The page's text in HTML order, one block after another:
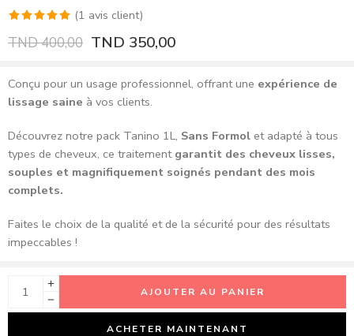
Noté 5.00
sur 5 basé
1
client
(1 avis client)
TND400,00 TND 350,00
Conçu pour un usage professionnel, offrant une expérience de
lissage saine à vos clients.
Découvrez notre pack Tanino 1L, Sans Formol et adapté à tous
types de cheveux, ce traitement garantit des cheveux lisses,
souples et magnifiquement soignés pendant des mois
complets.
Faites le choix de la qualité et de la sécurité pour des résultats
impeccables !
AJOUTER AU PANIER
ACHETER MAINTENANT